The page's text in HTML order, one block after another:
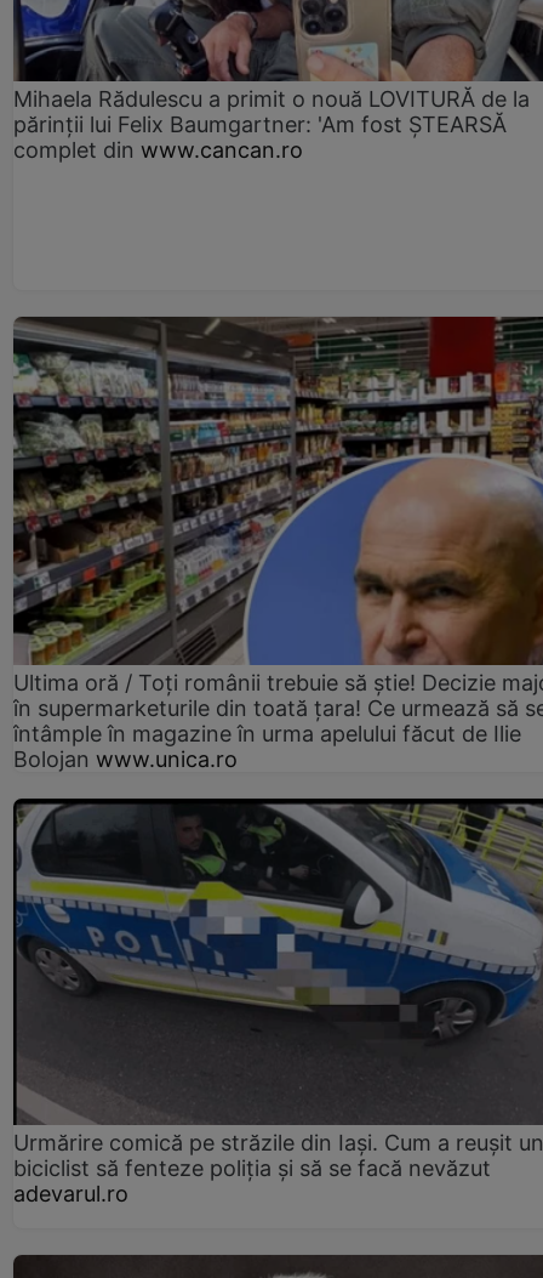
Mihaela Rădulescu a primit o nouă LOVITURĂ de la
părinții lui Felix Baumgartner: 'Am fost ȘTEARSĂ
complet din www.cancan.ro
Ultima oră / Toți românii trebuie să știe! Decizie
în supermarketurile din toată țara! Ce urmează să
întâmple în magazine în urma apelului făcut de Ilie
Bolojan www.unica.ro
Urmărire comică pe străzile din Iași. Cum a reușit un
biciclist să fenteze poliția și să se facă nevăzut
adevarul.ro